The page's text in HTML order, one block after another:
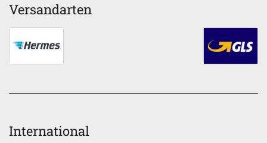
Versandarten
International